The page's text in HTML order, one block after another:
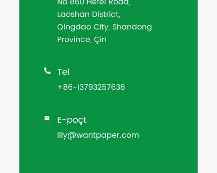
Laoshan District,
Qingdao City, Shandong
Province, Çin
 Tel
+86-13793257636
 E-poçt
lily@wantpaper.com